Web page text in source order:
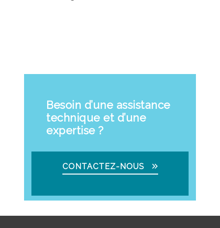
Besoin d’une assistance
technique et d’une
expertise ?
CONTACTEZ-NOUS